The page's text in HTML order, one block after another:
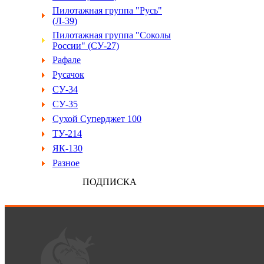
Пилотажная группа "Русь"
(Л-39)
Пилотажная группа "Соколы
России" (СУ-27)
Рафале
Русачок
СУ-34
СУ-35
Сухой Суперджет 100
ТУ-214
ЯК-130
Разное
ПОДПИСКА